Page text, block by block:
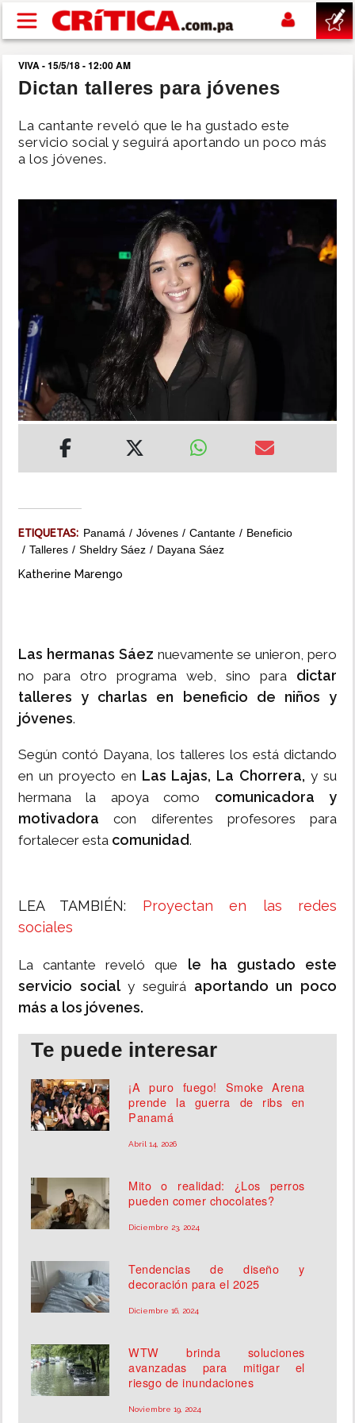
Pasar al contenido principal
buscar
NACIONAL
MUNDO
INSÓLITAS
IMPRESO
VIVA - 15/5/18 - 12:00 AM
Dictan talleres para jóvenes
La cantante reveló que le ha gustado este
servicio social y seguirá aportando un poco más
a los jóvenes.
ETIQUETAS: Panamá Jóvenes Cantante
Beneficio
Talleres
Sheldry Sáez Dayana Sáez
Katherine Marengo
Las hermanas Sáez nuevamente se unieron, pero
no para otro programa web, sino para dictar
talleres y charlas en beneficio de niños y
jóvenes.
Según contó Dayana, los talleres los está dictando
en un proyecto en Las Lajas, La Chorrera, y su
hermana la apoya como comunicadora y
motivadora con diferentes profesores para
fortalecer esta comunidad.
LEA TAMBIÉN: Proyectan en las redes
sociales
La cantante reveló que le ha gustado este
servicio socialy seguirá aportando un poco
más a los jóvenes.
Te puede interesar
¡A puro fuego! Smoke Arena
prende la guerra de ribs en
Panamá
Abril 14, 2026
Mito o realidad: ¿Los perros
pueden comer chocolates?
Diciembre 23, 2024
Tendencias de diseño y
decoración para el 2025
Diciembre 16, 2024
WTW brinda soluciones
avanzadas para mitigar el
riesgo de inundaciones
Noviembre 19, 2024